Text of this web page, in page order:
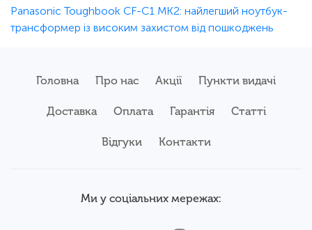
Panasonic Toughbook CF-C1 MK2: найлегший ноутбук-
трансформер із високим захистом від пошкоджень
Головна Про нас Акції Пункти видачі
Доставка Оплата Гарантія Статті
Відгуки Контакти
Ми у соціальних мережах: